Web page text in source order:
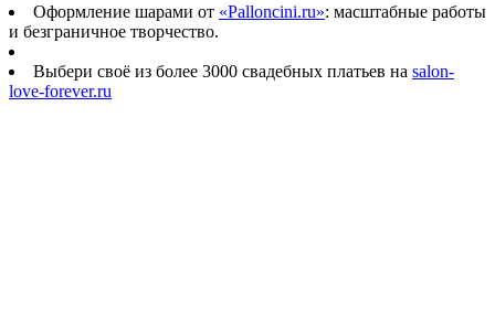
Оформление шарами от «Palloncini.ru»: масштабные работы
и безграничное творчество.
Выбери своё из более 3000 свадебных платьев на salon-
love-forever.ru